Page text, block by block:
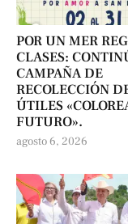
POR UN MER
CLASES:
CAMPAÑA DE
RECOLECCIÓN
ÚTILES
FUTURO».
agosto 6, 2026